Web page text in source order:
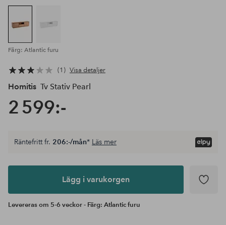
Färg: Atlantic furu
1 Visa detaljer
Homitis Tv Stativ Pearl
2 599:-
Lägg i
Räntefritt fr. 206:-/mån* Läs mer
Lägg i varukorgen
Levereras om 5-6 veckor - Färg: Atlantic furu